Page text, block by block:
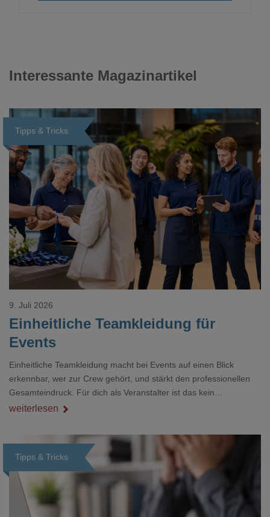
Interessante Magazinartikel
Tipps & Tricks
Loading...
Einheitliche Teamkleidung für
Events
9. Juli 2026
Einheitliche Teamkleidung macht bei Events auf einen Blick
erkennbar, wer zur Crew gehört, und stärkt den professionellen
Gesamteindruck. Für dich als Veranstalter ist das kein
Nebenthema: Bei Textilien mit Stickerei oder mehreren
weiterlesen
Tipps & Tricks